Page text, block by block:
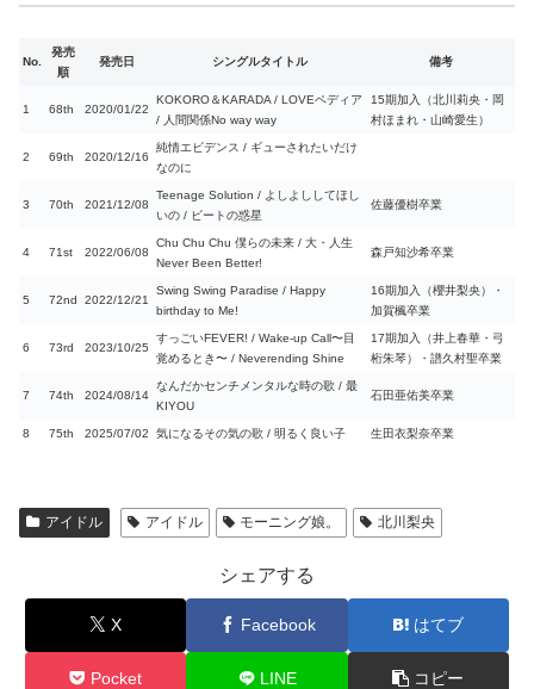
No.
発売
順
発売日 シングルタイトル 備考
1 68th 2020/01/22
KOKORO＆KARADA / LOVEペディア
/ 人間関係No way way
15期加入（北川莉央・岡
村ほまれ・山崎愛生）
2 69th 2020/12/16
純情エビデンス / ギューされたいだけ
なのに
3 70th 2021/12/08
Teenage Solution / よしよししてほし
いの / ビートの惑星
佐藤優樹卒業
4 71st 2022/06/08
Chu Chu Chu 僕らの未来 / 大・人生
Never Been Better!
森戸知沙希卒業
5 72nd 2022/12/21
Swing Swing Paradise / Happy
birthday to Me!
16期加入（櫻井梨央）・
加賀楓卒業
6 73rd 2023/10/25
すっごいFEVER! / Wake‑up Call〜目
覚めるとき〜 / Neverending Shine
17期加入（井上春華・弓
桁朱琴）・譜久村聖卒業
7 74th 2024/08/14
なんだかセンチメンタルな時の歌 / 最
KIYOU
石田亜佑美卒業
8 75th 2025/07/02 気になるその気の歌 / 明るく良い子 生田衣梨奈卒業
アイドル アイドル モーニング娘。 北川梨央
シェアする
X Facebook はてブ
Pocket LINE コピー